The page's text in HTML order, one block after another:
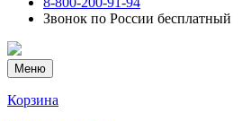
Звонок по России бесплатный
Меню
Корзина